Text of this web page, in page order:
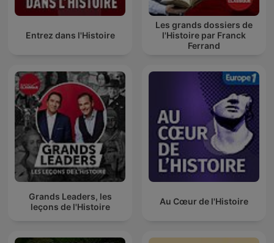
Entrez dans l'Histoire
Les grands dossiers de
l'Histoire par Franck
Ferrand
Grands Leaders, les
leçons de l'Histoire
Au Cœur de l'Histoire